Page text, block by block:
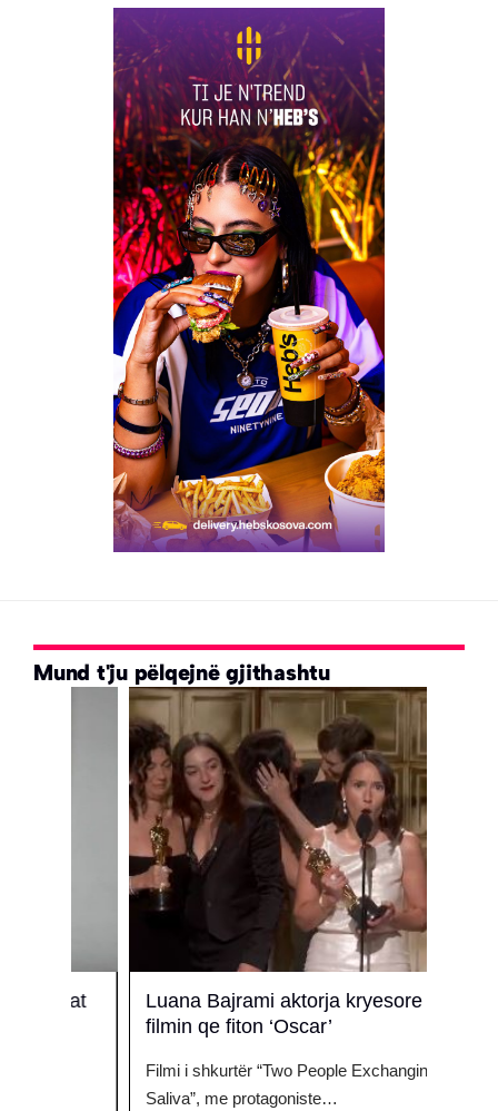
Mund t'ju pëlqejnë gjithashtu
Luana Bajrami aktorja kryesore ne
filmin qe fiton ‘Oscar’
Filmi i shkurtër “Two People Exchanging
Saliva”, me protagoniste…